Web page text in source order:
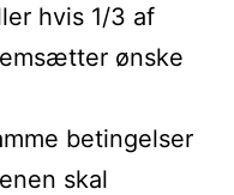
hvis 1/3 af
ønske
betingelser
skal